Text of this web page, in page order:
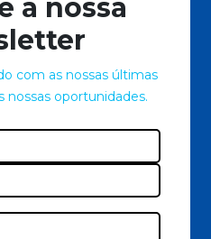
à nossa
com as nossas últimas
nossas oportunidades.